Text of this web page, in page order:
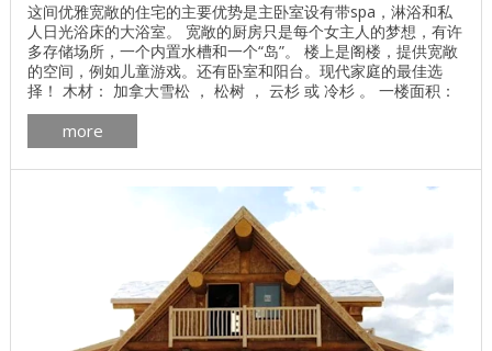
这间优雅宽敞的住宅的主要优势是主卧室设有带spa，淋浴和私
人日光浴床的大浴室。 宽敞的厨房只是每个女主人的梦想，有许
多存储场所，一个内置水槽和一个“岛”。 楼上是阁楼，提供宽敞
的空间，例如儿童游戏。还有卧室和阳台。现代家庭的最佳选
择！ 木材： 加拿大雪松 ， 松树 ， 云杉 或 冷杉 。 一楼面积：
180.8平方米 二楼面积：110.1平方米（包括1.8米的天花板高
度） 总面积：290.9平方米 了解基地的价格 独立计算基础价格
所有建筑工程在建房和修理房屋 - 找出价格 木屋的最佳项目 ...
more